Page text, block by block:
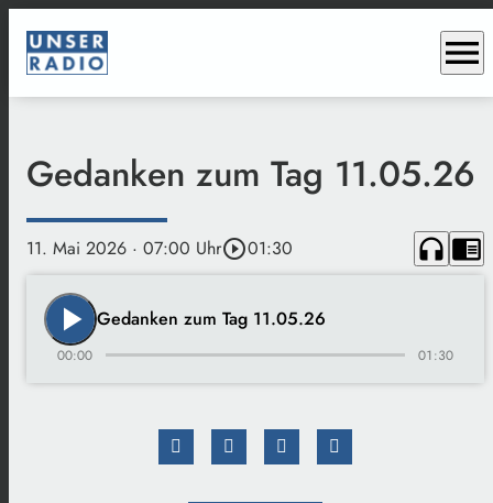
menu
Gedanken zum Tag 11.05.26
11. Mai 2026 · 07:00 Uhrplay_circle_outline01:30 headphones chrome_reader_mode
play_arrow Gedanken zum Tag 11.05.26
00:00 01:30